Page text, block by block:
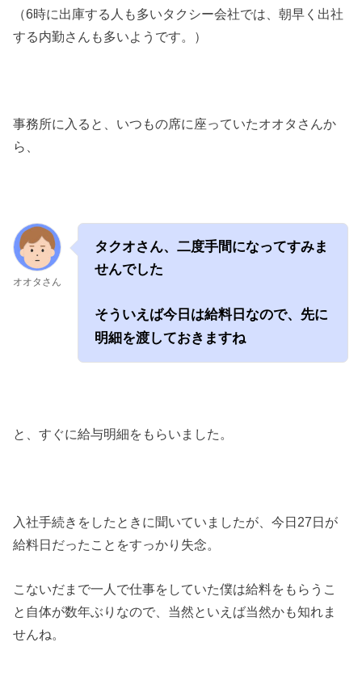
（6時に出庫する人も多いタクシー会社では、朝早く出社
する内勤さんも多いようです。）
事務所に入ると、いつもの席に座っていたオオタさんか
ら、
オオタさん
タクオさん、二度手間になってすみま
せんでした
そういえば今日は給料日なので、先に
明細を渡しておきますね
と、すぐに給与明細をもらいました。
入社手続きをしたときに聞いていましたが、今日27日が
給料日だったことをすっかり失念。
こないだまで一人で仕事をしていた僕は給料をもらうこ
と自体が数年ぶりなので、当然といえば当然かも知れま
せんね。